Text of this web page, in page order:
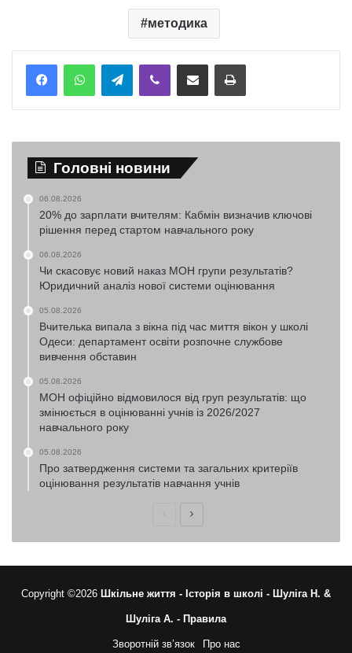
методика
TelegramViber Надіслати електронною поштоюНадрукувати
Головні новини
06.08.2026
20% до зарплати вчителям: Кабмін визначив ключові
рішення перед стартом навчального року
06.08.2026
Чи скасовує новий наказ МОН групи результатів?
Юридичний аналіз нової системи оцінювання
05.08.2026
Вчителька випала з вікна під час миття вікон у школі
Одеси: департамент освіти розпочне службове
вивчення обставин
05.08.2026
МОН офіційно відмовилося від груп результатів: що
змінюється в оцінюванні учнів із 2026/2027
навчального року
05.08.2026
Про затвердження системи та загальних критеріїв
оцінювання результатів навчання учнів
ПопередняНаступна
Copyright ©2026 Шкільне життя - Історія в школі - Шуліга Н. &
Шуліга А. - Правила
Зворотній зв’язок Про нас